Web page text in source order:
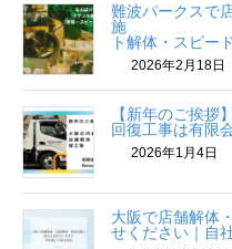
難波パークスで
施 大型
ト解体・スピー
2026年2月18日
【新年のご挨拶
回復工事は有限
2026年1月4日
大阪で店舗解体
せください｜自